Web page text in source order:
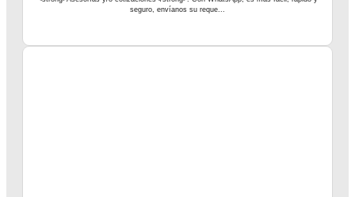
seguro, envíanos su reque...